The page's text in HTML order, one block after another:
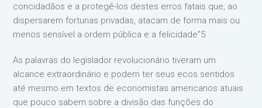
concidadãos e a protegê-los destes erros fatais que, ao
dispersarem fortunas privadas, atacam de forma mais ou
menos sensível a ordem pública e a felicidade”5
As palavras do legislador revolucionário tiveram um
alcance extraordinário e podem ter seus ecos sentidos
até mesmo em textos de economistas americanos atuais
que pouco sabem sobre a divisão das funções do